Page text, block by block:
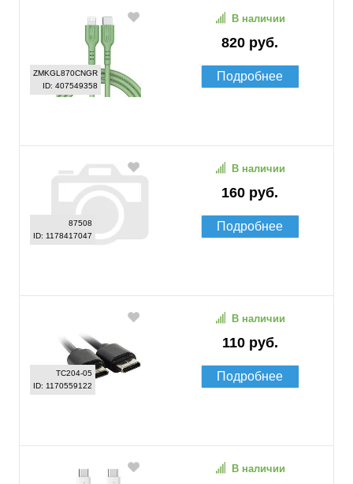
ZMKGL870CNGR
ID: 407549358
820 руб.
В наличии
Подробнее
87508
ID: 1178417047
160 руб.
В наличии
Подробнее
TC204-05
ID: 1170559122
110 руб.
В наличии
Подробнее
В наличии